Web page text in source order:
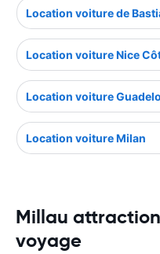
Location voiture de
Location voiture Nice
Location voiture
Location voiture Milan
Millau
voyage